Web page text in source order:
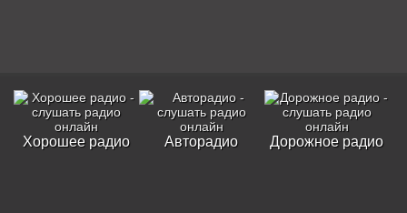
Хорошее радио Авторадио Дорожное радио